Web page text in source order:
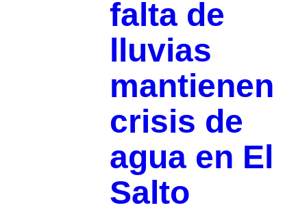
falta de
lluvias
mantienen
crisis de
agua en El
Salto